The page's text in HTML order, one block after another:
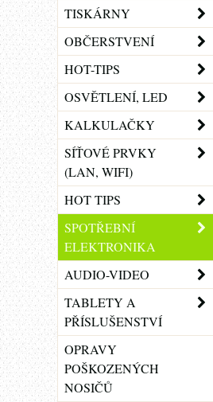
TISKÁRNY
OBČERSTVENÍ
HOT-TIPS
OSVĚTLENÍ, LED
KALKULAČKY
SÍŤOVÉ PRVKY
(LAN, WIFI)
HOT TIPS
SPOTŘEBNÍ
ELEKTRONIKA
AUDIO-VIDEO
TABLETY A
PŘÍSLUŠENSTVÍ
OPRAVY
POŠKOZENÝCH
NOSIČŮ